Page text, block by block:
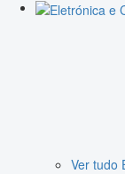
Ver tudo